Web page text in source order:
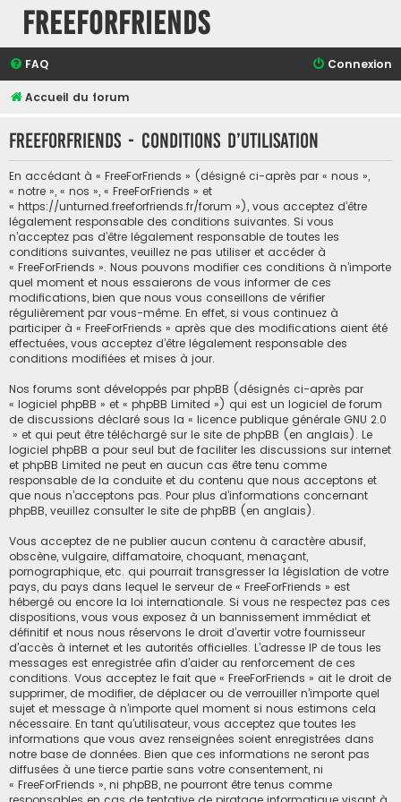
FreeForFriends
FAQ Connexion
Accueil du forum
FreeForFriends - Conditions d’utilisation
En accédant à « FreeForFriends » (désigné ci-après par « nous »,
« notre », « nos », « FreeForFriends » et
« https://unturned.freeforfriends.fr/forum »), vous acceptez d’être
légalement responsable des conditions suivantes. Si vous
n’acceptez pas d’être légalement responsable de toutes les
conditions suivantes, veuillez ne pas utiliser et accéder à
« FreeForFriends ». Nous pouvons modifier ces conditions à n’importe
quel moment et nous essaierons de vous informer de ces
modifications, bien que nous vous conseillons de vérifier
régulièrement par vous-même. En effet, si vous continuez à
participer à « FreeForFriends » après que des modifications aient été
effectuées, vous acceptez d’être légalement responsable des
conditions modifiées et mises à jour.
Nos forums sont développés par phpBB (désignés ci-après par
« logiciel phpBB » et « phpBB Limited ») qui est un logiciel de forum
de discussions déclaré sous la « licence publique générale GNU 2.0
» et qui peut être téléchargé sur le site de phpBB (en anglais). Le
logiciel phpBB a pour seul but de faciliter les discussions sur internet
et phpBB Limited ne peut en aucun cas être tenu comme
responsable de la conduite et du contenu que nous acceptons et
que nous n’acceptons pas. Pour plus d’informations concernant
phpBB, veuillez consulter le site de phpBB (en anglais).
Vous acceptez de ne publier aucun contenu à caractère abusif,
obscène, vulgaire, diffamatoire, choquant, menaçant,
pornographique, etc. qui pourrait transgresser la législation de votre
pays, du pays dans lequel le serveur de « FreeForFriends » est
hébergé ou encore la loi internationale. Si vous ne respectez pas ces
dispositions, vous vous exposez à un bannissement immédiat et
définitif et nous nous réservons le droit d’avertir votre fournisseur
d’accès à internet et les autorités officielles. L’adresse IP de tous les
messages est enregistrée afin d’aider au renforcement de ces
conditions. Vous acceptez le fait que « FreeForFriends » ait le droit de
supprimer, de modifier, de déplacer ou de verrouiller n’importe quel
sujet et message à n’importe quel moment si nous estimons cela
nécessaire. En tant qu’utilisateur, vous acceptez que toutes les
informations que vous avez renseignées soient enregistrées dans
notre base de données. Bien que ces informations ne seront pas
diffusées à une tierce partie sans votre consentement, ni
« FreeForFriends », ni phpBB, ne pourront être tenus comme